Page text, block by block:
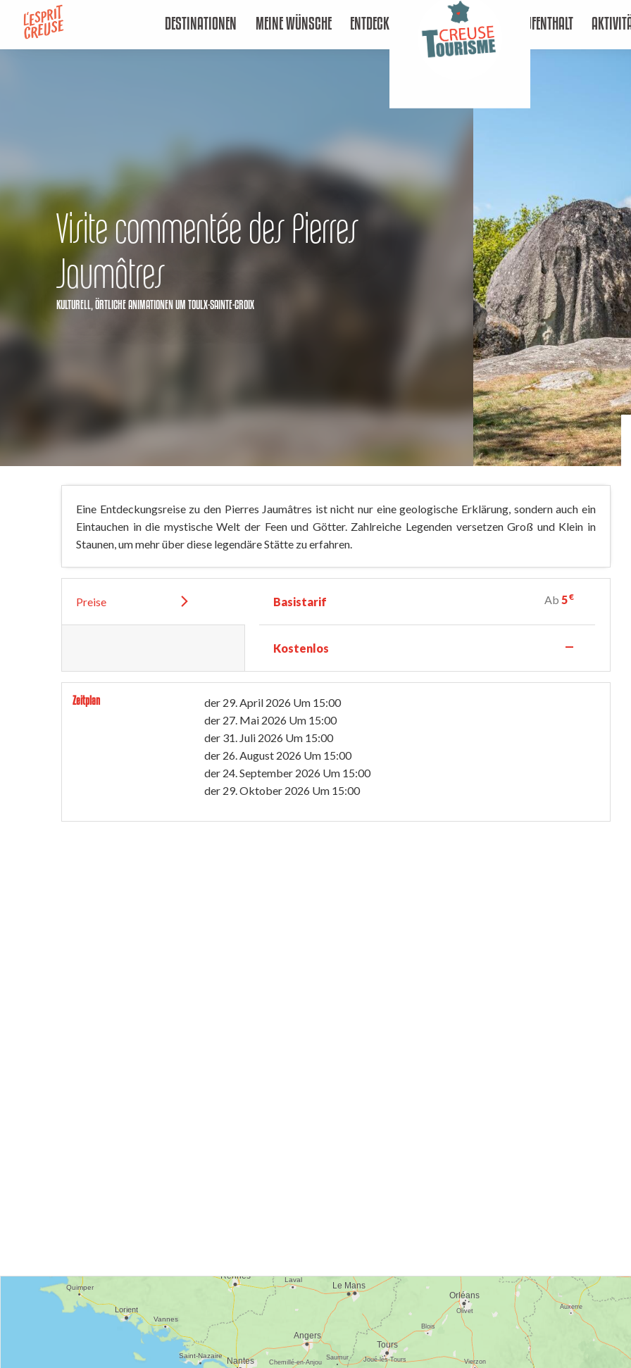
contenu
DESTINATIONEN MEINE WÜNSCHE ENTDECKEN AUFENTHALT
Visite commentée des Pierres
Jaumâtres
KULTURELL, ÖRTLICHE ANIMATIONENUM TOULX-SAINTE-CROIX
Eine Entdeckungsreise zu den Pierres Jaumâtres ist nicht nur eine geologische Erklärung, sondern auch ein
Eintauchen in die mystische Welt der Feen und Götter. Zahlreiche Legenden versetzen Groß und Klein in
Staunen, um mehr über diese legendäre Stätte zu erfahren.
Preise Basistarif Ab5€
Kostenlos —
Zeitplan der 29. April 2026 Um 15:00
der 27. Mai 2026 Um 15:00
der 31. Juli 2026 Um 15:00
der 26. August 2026 Um 15:00
der 24. September 2026 Um 15:00
der 29. Oktober 2026 Um 15:00